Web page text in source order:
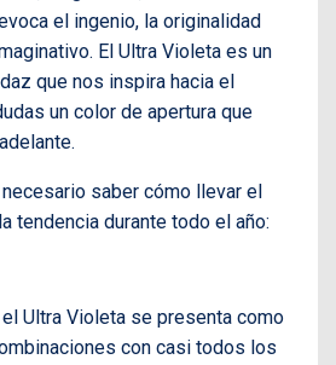
el ingenio, la originalidad
El Ultra Violeta es un
que nos inspira hacia el
un color de apertura que
saber cómo llevar el
tendencia durante todo el año:
Ultra Violeta se presenta como
con casi todos los